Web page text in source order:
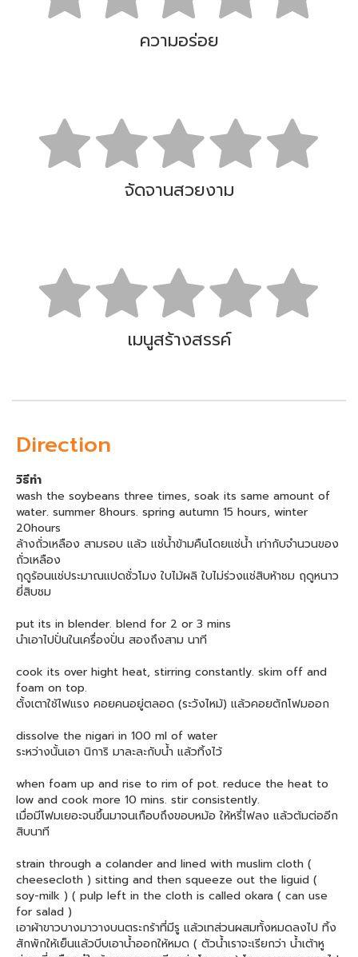
ความอร่อย
จัดจานสวยงาม
เมนูสร้างสรรค์
Direction
วิธีทำ
wash the soybeans three times, soak its same amount of
water. summer 8hours. spring autumn 15 hours, winter
20hours
ล้างถั่วเหลือง สามรอบ แล้ว แช่น้ำข้ามคืนโดยแช่น้ำ เท่ากับจำนวนของ
ถั่วเหลือง
ฤดูร้อนแช่ประมาณแปดชั่วโมง ใบไม้ผลิ ใบไม่ร่วงแช่สิบห้าชม ฤดูหนาว
ยี่สิบชม
put its in blender. blend for 2 or 3 mins
นำเอาไปปั่นในเครื่องปั่น สองถึงสาม นาที
cook its over hight heat, stirring constantly. skim off and
foam on top.
ตั้งเตาใช้ไฟแรง คอยคนอยู่ตลอด (ระวังไหม้) แล้วคอยตักโฟมออก
dissolve the nigari in 100 ml of water
ระหว่างนั้นเอา นิการิ มาละละกับน้ำ แล้วทิ้งไว้
when foam up and rise to rim of pot. reduce the heat to
low and cook more 10 mins. stir consistently.
เมื่อมีโฟมเยอะจนขึ้นมาจนเกือบถึงขอบหม้อ ให้หรี่ไฟลง แล้วต้มต่ออีก
สิบนาที
strain through a colander and lined with muslim cloth (
cheesecloth ) sitting and then squeeze out the liguid (
soy-milk ) ( pulp left in the cloth is called okara ( can use
for salad )
เอาผ้าขาวบางมาวางบนตระกร้าที่มีรู แล้วเทส่วนผสมทั้งหมดลงไป ทิ้ง
สักพักให้เย็นแล้วบีบเอาน้ำออกให้หมด ( ตัวน้ำเราจะเรียกว่า น้ำเต้าหู